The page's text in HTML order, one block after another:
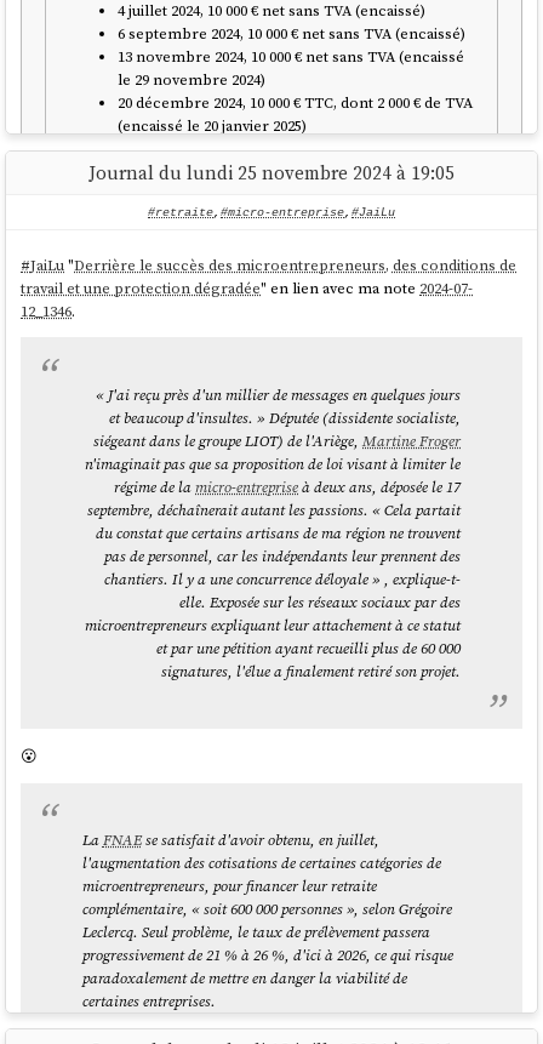
annuelle
Récupération
de la TVA
✅ Oui
Obligations
comptables
📌 Ultra
📌 Allégée
administrative
✅ Très faible ⚠️ Moyenne ❌
chiffre
d’affaires
(services)
(services)
Public
concerné
Micro-
entreprises,
indépendants
Petites
entreprises
Flexibilité de
trésorerie
✅ Maximum
⚠️ Moins
flexible
J'ai réalisé ce modèle de lettre Google Docs:
4 juillet 2024, 10 000 € net sans TVA (encaissé)
6 septembre 2024, 10 000 € net sans TVA (encaissé)
13 novembre 2024, 10 000 € net sans TVA (encaissé
le 29 novembre 2024)
20 décembre 2024, 10 000 € TTC, dont 2 000 € de TVA
(encaissé le 20 janvier 2025)
J'ai lu que la TVA est applicable si je dépasse 34 400 € en
prestations de services.
Dans le doute, j'ai commencé à appliquer la TVA à partir
Questions :
de TVA de ma 4ᵉ facture ?
c. Pouvez-vous me confirmer que ma déclaration
devrait se faire sur la page web indiquée dans le
screenshot en pièce jointe ?
d. Est-ce que la déclaration doit s'effectuer en
fonction de la date d'émission de la facture ou
alors sa date d'encaissement ?
Mon second message :
Le 3 février, j'ai reçu la réponse suivante :
Journal du lundi 25 novembre 2024 à 19:05
#retraite, #micro-entreprise, #JaiLu
#JaiLu"Derrière le succès des microentrepreneurs, des conditions de
travail et une protection dégradée" en lien avec ma note 2024-07-
12_1346.
« J'ai reçu près d'un millier de messages en quelques jours
et beaucoup d'insultes. » Députée (dissidente socialiste,
siégeant dans le groupe LIOT) de l'Ariège,Martine Froger
n'imaginait pas que sa proposition de loi visant à limiter le
régime de lamicro-entrepriseà deux ans, déposée le 17
septembre, déchaînerait autant les passions. « Cela partait
du constat que certains artisans de ma région ne trouvent
pas de personnel, car les indépendants leur prennent des
chantiers. Il y a une concurrence déloyale » , explique-t-
elle. Exposée sur les réseaux sociaux par des
microentrepreneurs expliquant leur attachement à ce statut
et par une pétition ayant recueilli plus de 60 000
signatures, l'élue a finalement retiré son projet.
😮
LaFNAEse satisfait d'avoir obtenu, en juillet,
l'augmentation des cotisations de certaines catégories de
microentrepreneurs, pour financer leur retraite
complémentaire, « soit 600 000 personnes », selon Grégoire
Leclercq. Seul problème, le taux de prélèvement passera
progressivement de 21 % à 26 %, d'ici à 2026, ce qui risque
paradoxalement de mettre en danger la viabilité de
certaines entreprises.
Pour le président de la fédération des autoentrepreneurs, le